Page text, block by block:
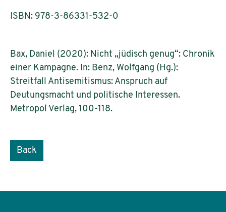
ISBN: 978-3-86331-532-0
Bax, Daniel (2020): Nicht „jüdisch genug“: Chronik
einer Kampagne. In: Benz, Wolfgang (Hg.):
Streitfall Antisemitismus: Anspruch auf
Deutungsmacht und politische Interessen.
Metropol Verlag, 100-118.
Back